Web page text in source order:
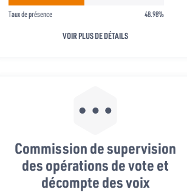
Taux de présence 48.98%
VOIR PLUS DE DÉTAILS
Commission de supervision
des opérations de vote et
décompte des voix